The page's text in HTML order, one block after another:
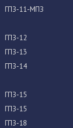
ГПЗ-11-МПЗ
ГПЗ-12
ГПЗ-13
ГПЗ-14
ГПЗ-15
ГПЗ-15
ГПЗ-18